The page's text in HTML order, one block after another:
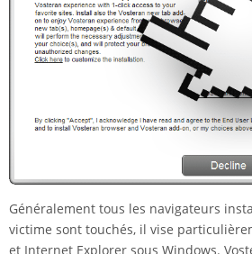
Généralement tous les navigateurs
victime sont touchés, il vise
et Internet Explorer sous Windows.